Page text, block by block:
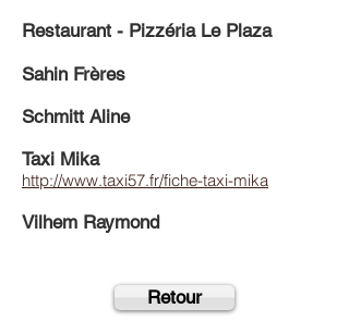
Restaurant - Pizzéria Le Plaza
Sahin Frères
Schmitt Aline
Taxi Mika
http://www.taxi57.fr/fiche-taxi-mika
Vilhem Raymond
Retour